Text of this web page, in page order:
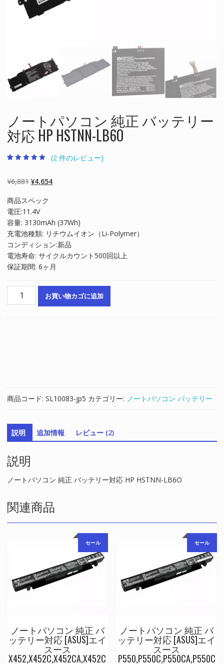
ノートパソコン 純正 バッテリー
対応 HP HSTNN-LB6O
段階評価のう
ち、4.50 点
(2 件のレビュー)
¥6,881 元
価
格
は
¥6,881
で
し
た。
¥4,654現
格
は
¥4,654
で
す。
商品スペック
電圧:11.4V
容量: 3130mAh (37Wh)
充電池種類: リチウムイオン（Li-Polymer）
コンディション:新品
電池寿命: サイクルカウント500回以上
保証期間: 6ヶ月
バ
ッ
テ
リ
ー
応
HP
HSTNN-
個
お買い物カゴに追加
商品コード: SL10083-jp5 カテゴリー: ノートパソコン バッテリー
説明 追加情報 レビュー (2)
説明
ノートパソコン 純正 バッテリー対応 HP HSTNN-LB6O
関連商品
セール
ノートパソコン 純正 バ
ッテリー対応 [ASUS]エイ
スース
X452,X452C,X452CA,X452C
セール
ノートパソコン 純正 バ
ッテリー対応 [ASUS]エイ
スース
P550,P550C,P550CA,P550C